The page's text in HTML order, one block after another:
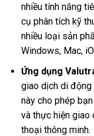
nhiều tính năng
cụ phân tích kỹ
nhiều loại sản
Windows, Mac,
Ứng dụng
giao dịch di động
này cho phép
và thực hiện giao
thoại thông minh.